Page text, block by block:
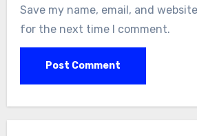
Save my name, email, and
for the next time I comment.